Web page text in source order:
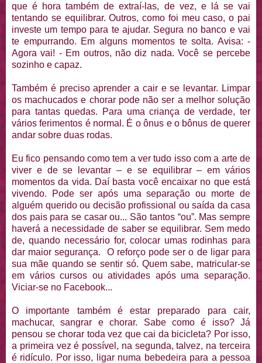
que é hora também de extraí-las, de vez, e lá se vai
tentando se equilibrar. Outros, como foi meu caso, o pai
investe um tempo para te ajudar. Segura no banco e vai
te empurrando. Em alguns momentos te solta. Avisa: -
Agora vai! - Em outros, não diz nada. Você se percebe
sozinho e capaz.
Também é preciso aprender a cair e se levantar. Limpar
os machucados e chorar pode não ser a melhor solução
para tantas quedas. Para uma criança de verdade, ter
vários ferimentos é normal. É o ônus e o bônus de querer
andar sobre duas rodas.
Eu fico pensando como tem a ver tudo isso com a arte de
viver e de se levantar – e se equilibrar – em vários
momentos da vida. Daí basta você encaixar no que está
vivendo. Pode ser após uma separação ou morte de
alguém querido ou decisão profissional ou saída da casa
dos pais para se casar ou... São tantos “ou”. Mas sempre
haverá a necessidade de saber se equilibrar. Sem medo
de, quando necessário for, colocar umas rodinhas para
dar maior segurança. O reforço pode ser o de ligar para
sua mãe quando se sentir só. Quem sabe, matricular-se
em vários cursos ou atividades após uma separação.
Viciar-se no Facebook...
O importante também é estar preparado para cair,
machucar, sangrar e chorar. Sabe como é isso? Já
pensou se chorar toda vez que cai da bicicleta? Por isso,
a primeira vez é possível, na segunda, talvez, na terceira
é ridículo. Por isso, ligar numa bebedeira para a pessoa